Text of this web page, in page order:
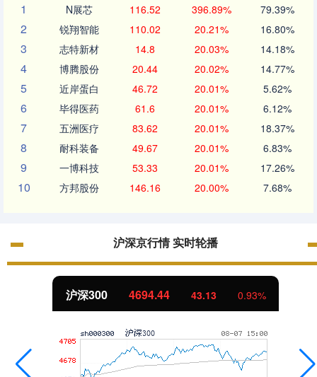
1
N展芯 116.52 396.89% 79.39%
2 锐翔智能 110.02 20.21% 16.80%
3 志特新材 14.8 20.03% 14.18%
4 博腾股份 20.44 20.02% 14.77%
5 近岸蛋白 46.72 20.01% 5.62%
6 毕得医药 61.6 20.01% 6.12%
7 五洲医疗 83.62 20.01% 18.37%
8 耐科装备 49.67 20.01% 6.83%
9 一博科技 53.33 20.01% 17.26%
10 方邦股份 146.16 20.00% 7.68%
沪深京行情 实时轮播
沪深300 4694.44 43.13 0.93%